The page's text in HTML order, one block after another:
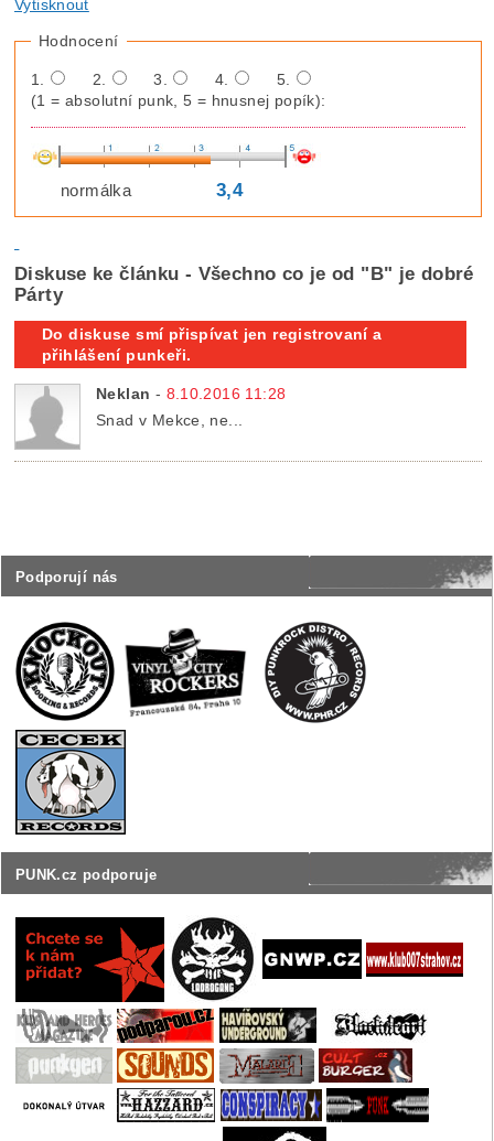
Podporují nás
PUNK.cz podporuje
Vytisknout
Hodnocení
1. 2. 3. 4.
5.
(1 = absolutní punk, 5 = hnusnej popík):
normálka 3,4
Diskuse ke článku - Všechno co je od "B" je dobré
Párty
Do diskuse smí přispívat jen registrovaní a
přihlášení punkeři.
Neklan - 8.10.2016 11:28
Snad v Mekce, ne...